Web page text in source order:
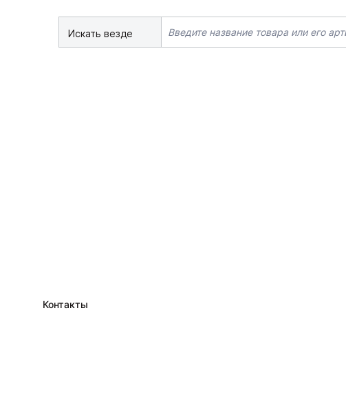
Искать везде
Контакты